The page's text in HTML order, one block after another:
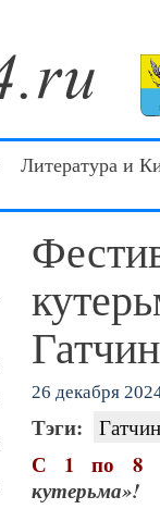
Литература и
26 декабря
Тэги:
С 1 по 8
кутерьма»!